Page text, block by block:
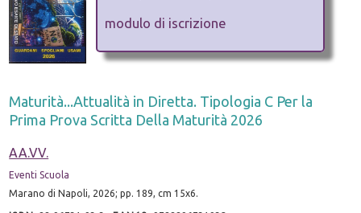
Maturità...Attualità in Diretta. Tipologia C Per la
Prima Prova Scritta Della Maturità 2026
AA.VV.
Eventi Scuola
Marano di Napoli, 2026; pp. 189, cm 15x6.
modulo di iscrizione